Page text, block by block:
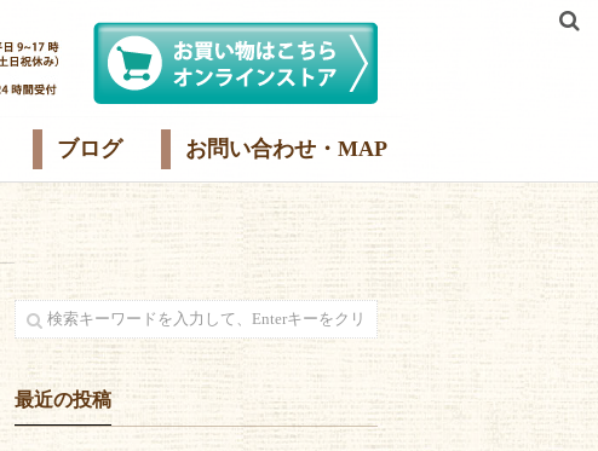
ブログ お問い合わせ・MAP
最近の投稿